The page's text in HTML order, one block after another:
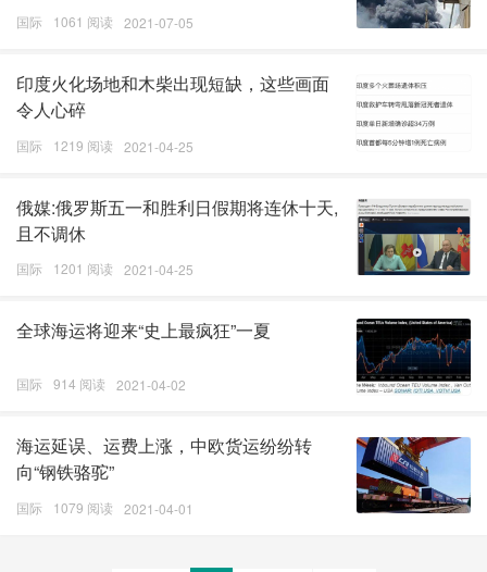
国际 1061 阅读 2021-07-05
印度火化场地和木柴出现短缺，这些画面
令人心碎
国际 1219 阅读 2021-04-25
俄媒:俄罗斯五一和胜利日假期将连休十天,
且不调休
国际 1201 阅读 2021-04-25
全球海运将迎来“史上最疯狂”一夏
国际 914 阅读 2021-04-02
海运延误、运费上涨，中欧货运纷纷转
向“钢铁骆驼”
国际 1079 阅读 2021-04-01